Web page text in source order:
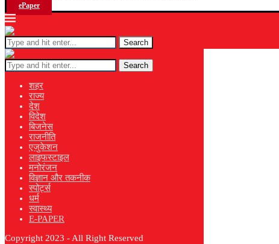
ePaper
Search
Search
शहर
राज्य
देश
विदेश
बिजनेस
राजनीति
एजुकेशन
लाइफस्टाइल
मनोरंजन
विज्ञान और तकनीक
स्पोर्ट्स
धर्म
स्वास्थ्य
E-PAPER
Copyright 2023 - All Right Reserved